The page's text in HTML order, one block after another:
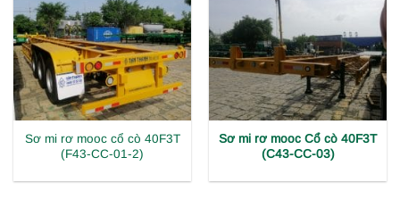
Sơ mi rơ mooc cổ cò 40F3T
(F43-CC-01-2)
Sơ mi rơ mooc Cổ cò 40F3T
(C43-CC-03)